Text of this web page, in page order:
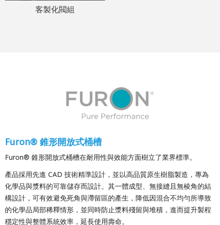
客製化閥組
Furon® 錐形開放式桶槽
Furon® 錐形開放式桶槽在耐用性與效能方面樹立了業界標準。
產品採用先進 CAD 技術精準設計，並以高品質原生樹脂製造，專為
化學品與漿料的可靠儲存而設計。其一體成型、無接縫且無棱角的結
構設計，可有效避免死角與滯留區的產生，降低因混合不均勻所導致
的化學品局部稀釋情形，並同時防止漿料殘留與堆積，進而提升製程
穩定性與整體系統效率，延長使用壽命。